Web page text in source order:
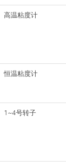
高温粘度计
恒温粘度计
1~4号转子